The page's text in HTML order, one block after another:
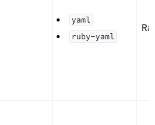
yaml
ruby-yaml